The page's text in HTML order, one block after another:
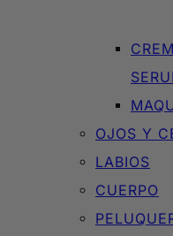
OJOS Y
LABIOS
CUERPO